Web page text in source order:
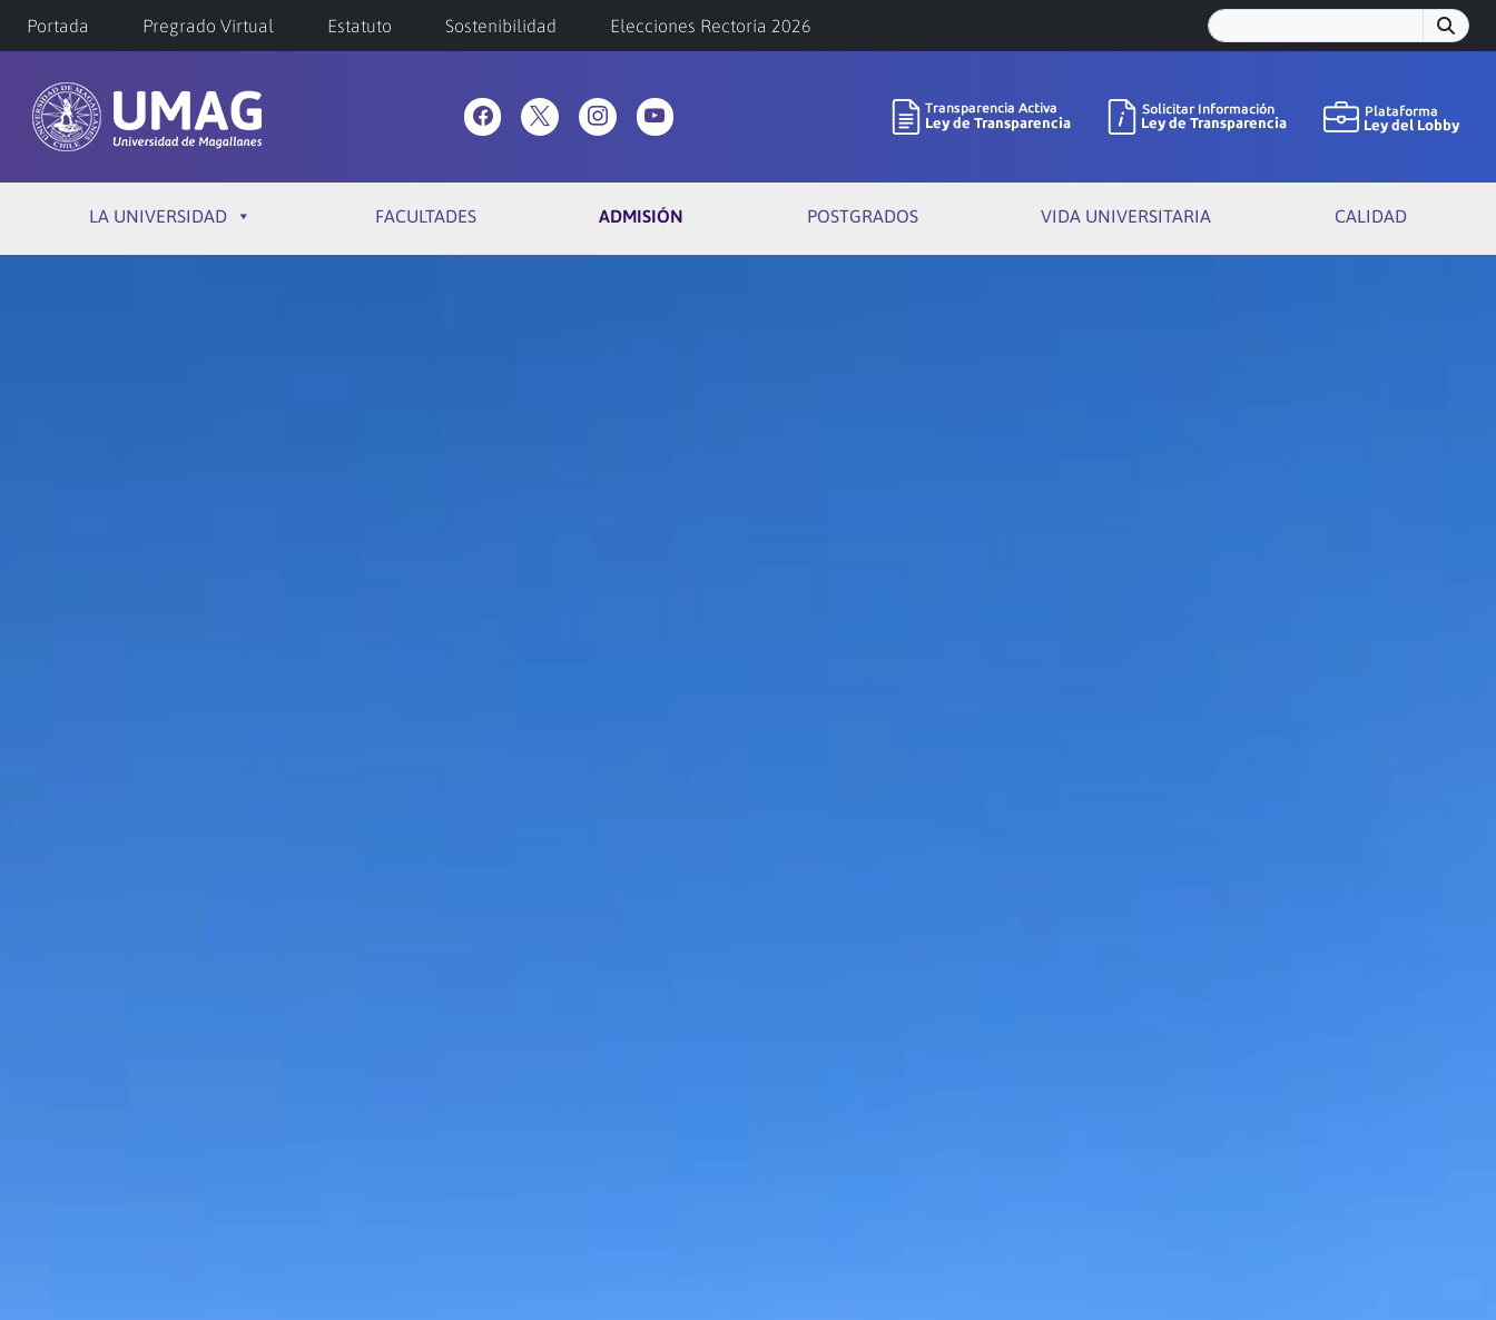
Portada Pregrado Virtual Estatuto Sostenibilidad Elecciones Rectoría 2026
LA UNIVERSIDAD FACULTADES ADMISIÓN POSTGRADOS VIDA UNIVERSITARIA CALIDAD